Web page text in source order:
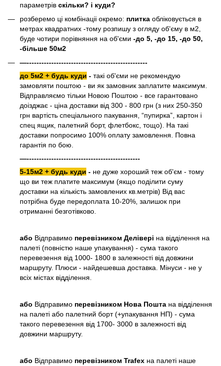
параметрів скільки? і куди?
розберемо ці комбінаціі окремо: плитка обліковується в
метрах квадратних -тому розпишу з огляду об'єму в м2,
буде чотири порівняння на об'єми -до 5, -до 15, -до 50,
-більше 50м2
—-------------------------------------------------
до 5м2 + будь куди - такі об'єми не рекомендую
замовляти поштою - ви як замовник заплатите максимум.
Відправляємо тільки Новою Поштою - все гарантовано
доізджає - ціна доставки від 300 - 800 грн (з них 250-350
грн вартість спеціального пакування, “пупирка”, картон і
спец ящик, палетний борт, флетбокс, тощо). На такі
доставки попросимо 100% оплату замовлення. Повна
гарантія по бою.
—----------------------------------------------
5-15м2 + будь куди - не дуже хороший теж об'єм - тому
що ви теж платите максимум (якщо поділити суму
доставки на кількість замовлених кв.метрів) Від вас
потрібна буде передоплата 10-20%, залишок при
отриманні безготівково.
або Відправимо перевізником Делівері на відділення на
палеті (повністю наше упакування) - сума такого
перевезення від 1000- 1800 в залежності від довжини
маршруту. Плюси - найдешевша доставка. Мінуси - не у
всіх містах відділення.
або Відправимо перевізником Нова Пошта на відділення
на палеті або палетний борт (+упакування НП) - сума
такого перевезення від 1700- 3000 в залежності від
довжини маршруту.
або Відправимо перевізником Trafex на палеті наше